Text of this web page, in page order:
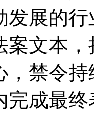
发展的
案文本
，禁令
完成最